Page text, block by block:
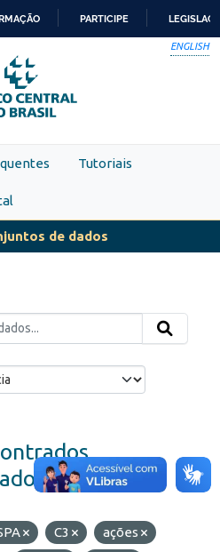
PARA
O
CONTEÚDO
PARTICIPE
ENGLISH
Tutoriais
de dados
C3
ações